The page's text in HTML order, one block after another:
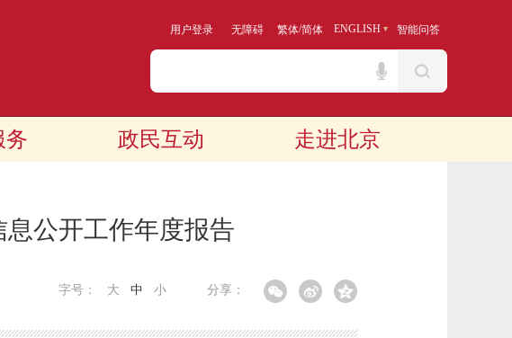
用户登录 无障碍 繁体/简体 ENGLISH 智能问答
务 政民互动 走进北京
公开工作年度报告
分享：
字号： 大 中 小